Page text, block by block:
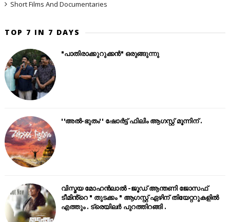
Short Films And Documentaries
TOP 7 IN 7 DAYS
"പാതിരാക്കുറുക്കൻ" ഒരുങ്ങുന്നു
''അൽ-ഭുതം'' ഷോർട്ട് ഫിലിം ആഗസ്റ്റ് മൂന്നിന് .
വിസ്മയ മോഹൻലാൽ -ജൂഡ് ആന്തണി ജോസഫ്
ടീമിൻ്റെ " തുടക്കം " ആഗസ്റ്റ് ഏഴിന് തിയേറ്ററുകളിൽ
എത്തും . ട്രെയിലർ പുറത്തിറങ്ങി .